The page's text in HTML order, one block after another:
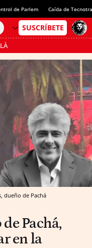
de Parlem Caída de
dueño de Pachá
Pachá,
en la